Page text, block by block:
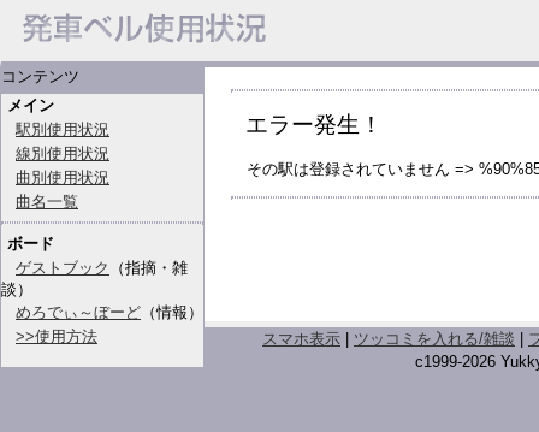
コンテンツ
メイン
駅別使用状況
線別使用状況
曲別使用状況
曲名一覧
ボード
ゲストブック
（指摘・雑
談）
めろでぃ～ぼーど （情報）
>>使用方法
エラー発生！
その駅は登録されていません =>
スマホ表示 ツッコミを入れる/雑談
c1999-2026